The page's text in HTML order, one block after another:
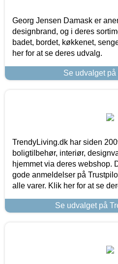
Georg Jensen Damask er
designbrand, og i deres
badet, bordet, køkkenet,
her for at se deres udvalg.
Se udvalget
TrendyLiving.dk har siden
boligtilbehør, interiør,
hjemmet via deres webshop.
gode anmeldelser på
alle varer. Klik her for at se
Se udvalget på